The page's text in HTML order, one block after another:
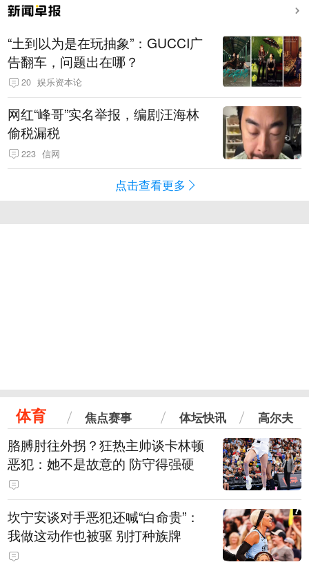
“土到以为是在玩抽象”：GUCCI广
告翻车，问题出在哪？
20 娱乐资本论
网红“峰哥”实名举报，编剧汪海林
偷税漏税
223 信网
点击查看更多
体育 焦点赛事 体坛快讯 高尔夫
胳膊肘往外拐？狂热主帅谈卡林顿
恶犯：她不是故意的 防守得强硬
坎宁安谈对手恶犯还喊“白命贵”：
我做这动作也被驱 别打种族牌